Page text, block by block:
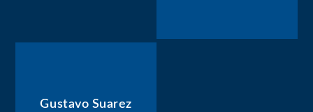
Gustavo Suarez